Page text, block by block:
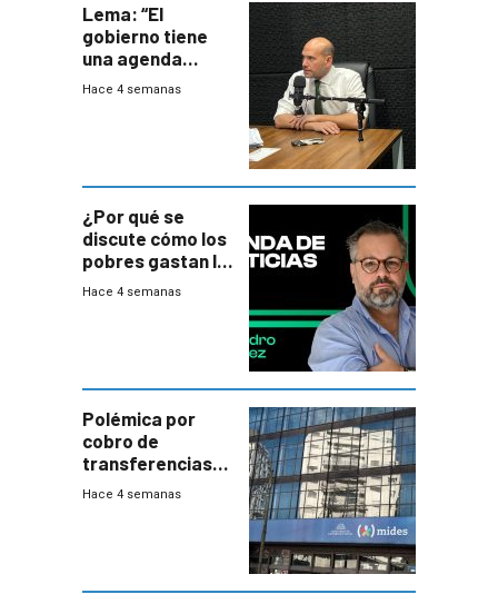
Lema: “El
gobierno tiene
una agenda
destructiva”
Hace 4 semanas
¿Por qué se
discute cómo los
pobres gastan la
plata?
Hace 4 semanas
Polémica por
cobro de
transferencias
del Mides en
Hace 4 semanas